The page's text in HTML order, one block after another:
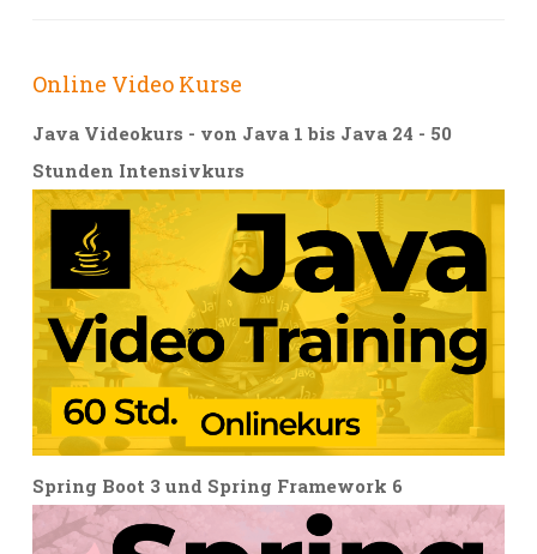
Online Video Kurse
Java Videokurs - von Java 1 bis Java 24 - 50
Stunden Intensivkurs
Spring Boot 3 und Spring Framework 6